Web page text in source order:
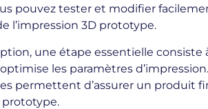
pouvez tester et modifier
l’impression 3D prototype.
une étape essentielle
les paramètres
permettent d’assurer un produit
prototype.